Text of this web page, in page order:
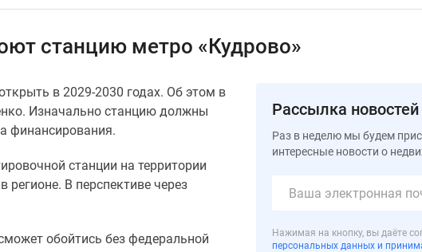
станцию метро «Кудрово»
в 2029-2030 годах. Об этом в
Изначально станцию должны
финансирования.
станции на территории
В перспективе через
обойтись без федеральной
Рассылка новостей
Раз в неделю мы будем
интересные новости о
Нажимая на кнопку, вы даёте
персональных данных и